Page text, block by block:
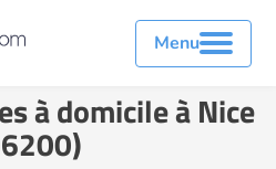
Menu
à domicile à Nice